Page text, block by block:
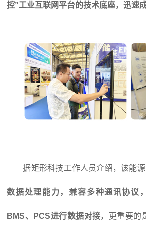
控”工业互联网平台的技术底座，迅速
据矩形科技工作人员介绍，该能
数据处理能力，兼容多种通讯协议
BMS、PCS进行数据对接，更重要的